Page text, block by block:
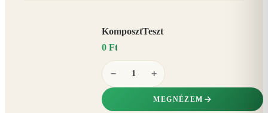
KomposztTeszt
0 Ft
− +
MEGNÉZEM